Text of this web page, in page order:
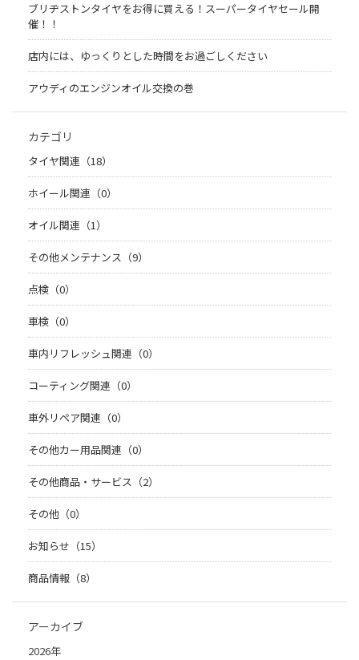
ブリヂストンタイヤをお得に買える！スーパータイヤセール開
催！！
店内には、ゆっくりとした時間をお過ごしください
アウディのエンジンオイル交換の巻
カテゴリ
タイヤ関連（18）
ホイール関連（0）
オイル関連（1）
その他メンテナンス（9）
点検（0）
車検（0）
車内リフレッシュ関連（0）
コーティング関連（0）
車外リペア関連（0）
その他カー用品関連（0）
その他商品・サービス（2）
その他（0）
お知らせ（15）
商品情報（8）
アーカイブ
2026年